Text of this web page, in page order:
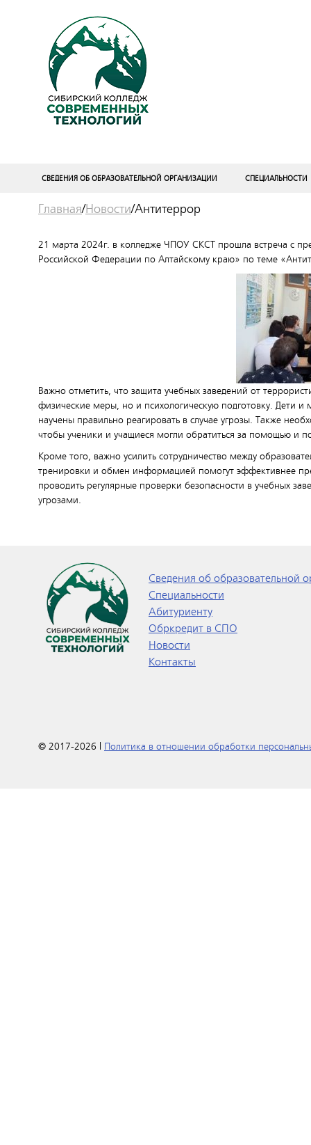
СВЕДЕНИЯ ОБ ОБРАЗОВАТЕЛЬНОЙ ОРГАНИЗАЦИИ СПЕЦИАЛЬНОСТИ
Главная/Новости/Антитеррор
21 марта 2024г. в колледже ЧПОУ СКСТ прошла встреча с
Российской Федерации по Алтайскому краю» по теме
Важно отметить, что защита учебных заведений от
физические меры, но и психологическую подготовку. Дети
научены правильно реагировать в случае угрозы. Также
чтобы ученики и учащиеся могли обратиться за помощью и
Кроме того, важно усилить сотрудничество между
тренировки и обмен информацией помогут эффективнее
проводить регулярные проверки безопасности в учебных
угрозами.
Сведения об образовательной
Специальности
Абитуриенту
Обркредит в СПО
Новости
Контакты
© 2017-2026 | Политика в отношении обработки